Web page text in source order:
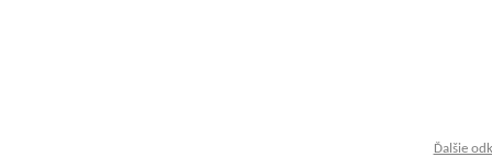
Ďalšie